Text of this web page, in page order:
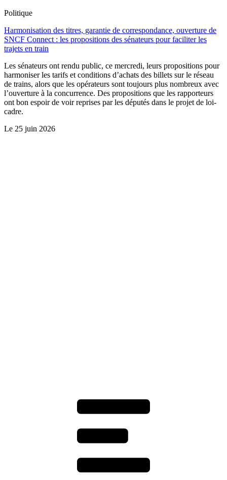
Politique
Harmonisation des titres, garantie de correspondance, ouverture de
SNCF Connect : les propositions des sénateurs pour faciliter les
trajets en train
Les sénateurs ont rendu public, ce mercredi, leurs propositions pour
harmoniser les tarifs et conditions d’achats des billets sur le réseau
de trains, alors que les opérateurs sont toujours plus nombreux avec
l’ouverture à la concurrence. Des propositions que les rapporteurs
ont bon espoir de voir reprises par les députés dans le projet de loi-
cadre.
Le 25 juin 2026